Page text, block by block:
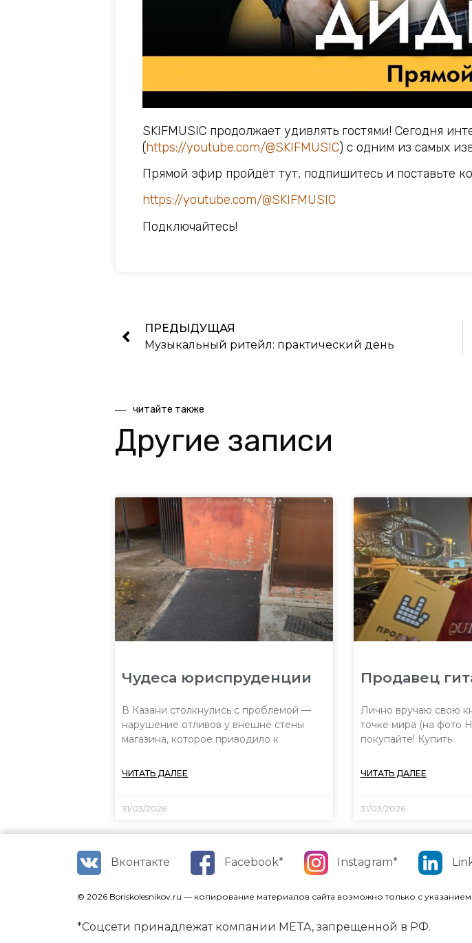
SKIFMUSIC продолжает удивлять гостями! Сегодня
(https://youtube.com/@SKIFMUSIC) с одним из самых
Прямой эфир пройдёт тут, подпишитесь и поставьте
https://youtube.com/@SKIFMUSIC
Подключайтесь!
ПРЕДЫДУЩАЯ
Музыкальный ритейл: практический день
читайте также
Другие записи
Чудеса юриспруденции
В Казани столкнулись с проблемой —
нарушение отливов у внешне стены
магазина, которое приводило к
ЧИТАТЬ ДАЛЕЕ
31/03/2026
Продавец
Лично вручаю свою
точке мира (на фото
покупайте! Купить
ЧИТАТЬ ДАЛЕЕ
31/03/2026
Вконтакте Facebook* Instagram*
© 2026 Boriskolesnikov.ru — копирование материалов сайта возможно только с
*Соцсети принадлежат компании META, запрещенной в РФ.